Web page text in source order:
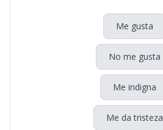
Me gusta
No me gusta
Me indigna
Me da tristeza